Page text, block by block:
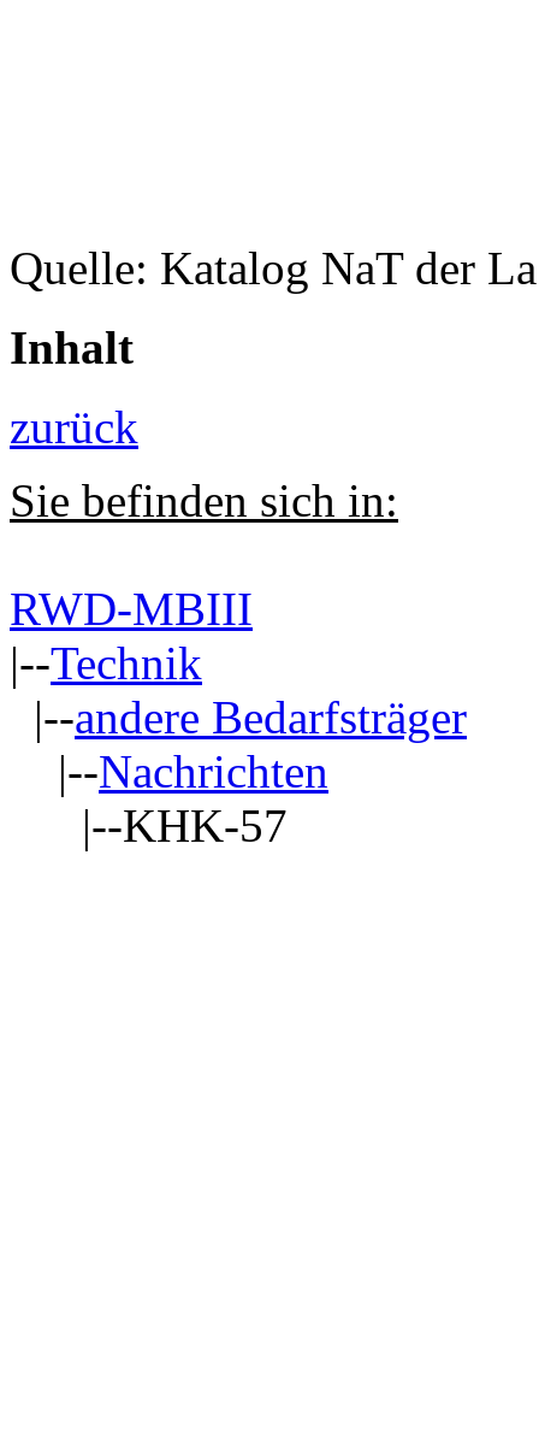
Quelle: Katalog NaT der
Inhalt
zurück
Sie befinden sich in:
RWD-MBIII
|--Technik
|--andere Bedarfsträger
|--Nachrichten
|--KHK-57